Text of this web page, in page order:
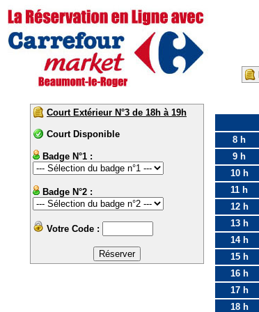
Court Extérieur N°3 de 18h à 19h
Court Disponible
Badge N°1 :
Badge N°2 :
Votre Code :
8 h
9 h
10 h
11 h
12 h
13 h
14 h
15 h
16 h
17 h
18 h